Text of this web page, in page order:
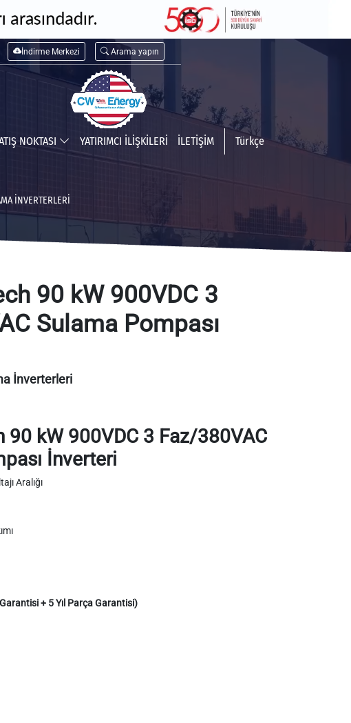
İndirme Merkezi Arama yapın
NOKTASI YATIRIMCI İLİŞKİLERİ İLETİŞİM Türkçe
İNVERTERLERI
90 kW 900VDC 3
Sulama Pompası
İnverterleri
90 kW 900VDC 3 Faz/380VAC
İnverteri
Aralığı
+ 5 Yıl Parça Garantisi)